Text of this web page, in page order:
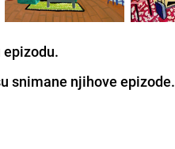
snimane njihove epizode.